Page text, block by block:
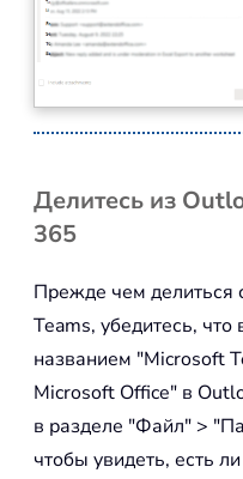
Делитесь из
365
Прежде чем делиться
Teams, убедитесь,
названием "Microsoft
Microsoft Office" в
в разделе "Файл" >
чтобы увидеть, есть